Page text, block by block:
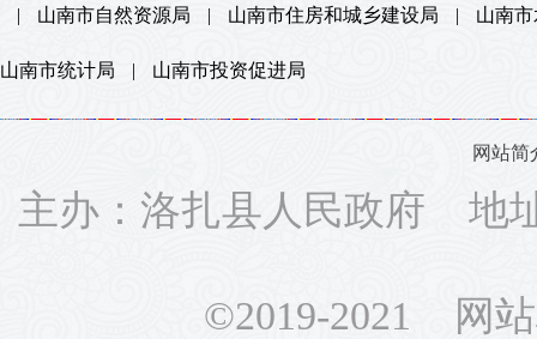
| 山南市自然资源局 | 山南市住房和城乡建设局 | 山南
山南市统计局 | 山南市投资促进局
网站简
主办：洛扎县人民政府 地
©2019-2021 网